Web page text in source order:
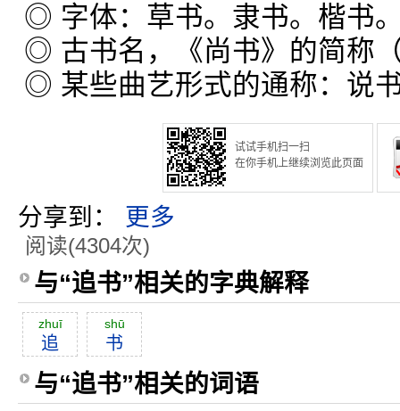
◎ 字体：草书。隶书。楷书
◎ 古书名，《尚书》的简称
◎ 某些曲艺形式的通称：说
试试手机扫一扫
在你手机上继续浏览此页面
分享到： 更多
阅读(4304次)
与“追书”相关的字典解释
zhuī
追
shū
书
与“追书”相关的词语